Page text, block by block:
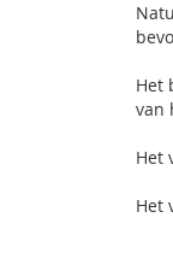
Het
van
Het
Het